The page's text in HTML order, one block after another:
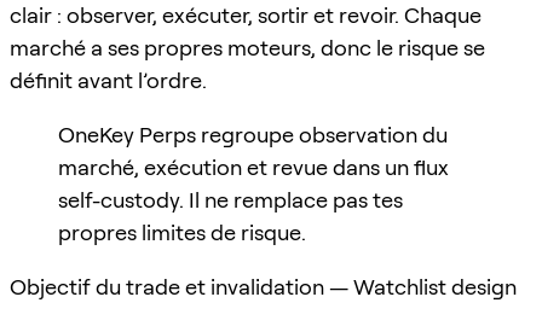
clair : observer, exécuter, sortir et revoir. Chaque
marché a ses propres moteurs, donc le risque se
définit avant l’ordre.
OneKey Perps regroupe observation du
marché, exécution et revue dans un flux
self-custody. Il ne remplace pas tes
propres limites de risque.
Objectif du trade et invalidation — Watchlist design